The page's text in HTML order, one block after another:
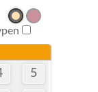
5